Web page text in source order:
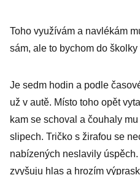
Toho využívám a navlékám
sám, ale to bychom do
Je sedm hodin a podle
už v autě. Místo toho opět
kam se schoval a čouhaly
slipech. Tričko s žirafou se
nabízených neslavily
zvyšuju hlas a hrozím